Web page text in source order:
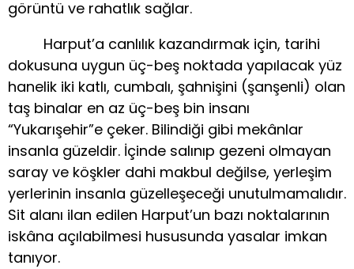
görüntü ve rahatlık sağlar.
Harput’a canlılık kazandırmak için, tarihi
dokusuna uygun üç-beş noktada yapılacak yüz
hanelik iki katlı, cumbalı, şahnişini (şanşenli) olan
taş binalar en az üç-beş bin insanı
“Yukarışehir”e çeker. Bilindiği gibi mekânlar
insanla güzeldir. İçinde salınıp gezeni olmayan
saray ve köşkler dahi makbul değilse, yerleşim
yerlerinin insanla güzelleşeceği unutulmamalıdır.
Sit alanı ilan edilen Harput’un bazı noktalarının
iskâna açılabilmesi hususunda yasalar imkan
tanıyor.